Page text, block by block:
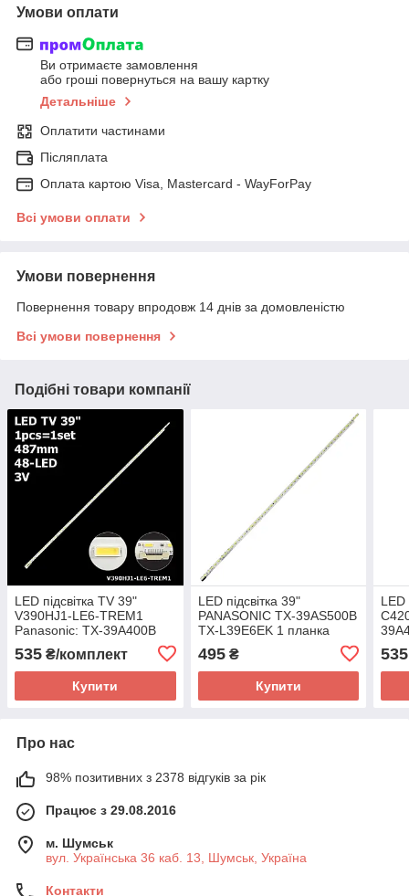
Умови оплати
Ви отримаєте замовлення
або гроші повернуться на вашу картку
Детальніше
Оплатити частинами
Післяплата
Оплата картою Visa, Mastercard - WayForPay
Всі умови оплати
Умови повернення
Повернення товару впродовж 14 днів за домовленістю
Всі умови повернення
Подібні товари компанії
LED підсвітка TV 39"
V390HJ1-LE6-TREM1
Panasonic: TX-39A400B
TX-39AS500B, TH-39A400,
TX-39A400E 1шт.
535 ₴/комплект
Купити
LED підсвітка 39"
PANASONIC TX-39AS500B
TX-L39E6EK 1 планка
495₴
Купити
LED
535
Про нас
98% позитивних з 2378 відгуків за рік
Працює з 29.08.2016
м. Шумськ
вул. Українська 36 каб. 13, Шумськ, Україна
Контакти